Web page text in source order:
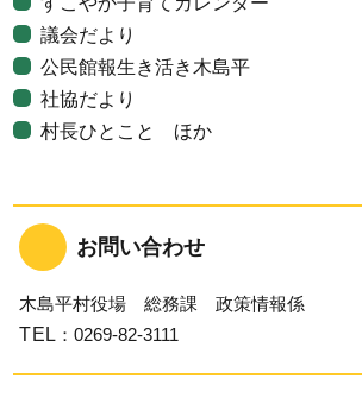
議会だより
公民館報生き活き木島平
社協だより
村長ひとこと ほか
お問い合わせ
木島平村役場 総務課 政策情報係
TEL ：0269-82-3111